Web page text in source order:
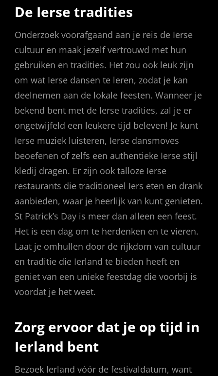
De Ierse tradities
Onderzoek voorafgaand aan je reis de Ierse
cultuur en maak jezelf vertrouwd met hun
gebruiken en tradities. Het zou ook leuk zijn
om wat Ierse dansen te leren, zodat je kan
deelnemen aan de lokale feesten. Wanneer je
bekend bent met de Ierse tradities, zal je er
ongetwijfeld een leukere tijd beleven! Je kunt
Ierse muziek luisteren, Ierse dansmoves
beoefenen of zelfs een authentieke Ierse stijl
kledij dragen. Er zijn ook talloze Ierse
restaurants die traditioneel Iers eten en drank
aanbieden, waar je heerlijk van kunt genieten.
St Patrick’s Day is meer dan alleen een feest.
Het is een dag om te herdenken en te vieren.
Laat je omhullen door de rijkdom van cultuur
en traditie die Ierland te bieden heeft en
geniet van een unieke feestdag die voorbij is
voordat je het weet.
Zorg ervoor dat je op tijd in
Ierland bent
Bezoek Ierland vóór de festivaldatum, want